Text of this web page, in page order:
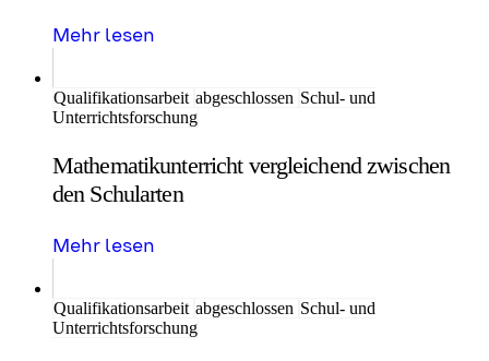
Mehr lesen
Qualifikationsarbeit abgeschlossen Schul- und
Unterrichtsforschung
Mathematikunterricht vergleichend zwischen
den Schularten
Mehr lesen
Qualifikationsarbeit abgeschlossen Schul- und
Unterrichtsforschung